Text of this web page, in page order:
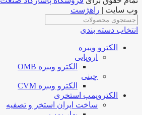
وب سایت | راهژست
انتخاب دسته بندی
الکترو ویبره
اروپایی
الکترو ویبره OMB
چینی
الکترو ویبره CVM
الکتروپمپ استخری
ساخت ایران استخر و تصفیه